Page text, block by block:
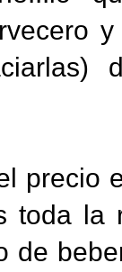
precio
toda la
de